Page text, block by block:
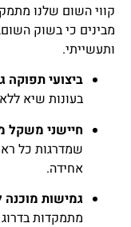
קווי השום שלנו
מבינים כי בשוק
ותעשייתי.
ביצועי תפוקה
בעונות שיא
חיישני משקל
שמדרגות כל
אחידה.
גמישות מוכנה
מתמקדות